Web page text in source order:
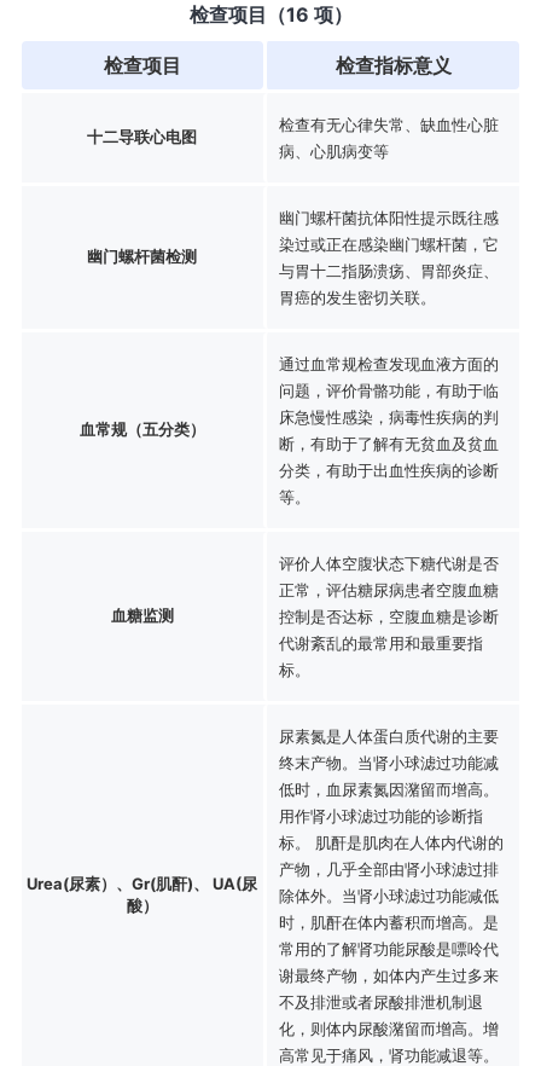
检查项目（16 项）
检查项目 检查指标意义
十二导联心电图
检查有无心律失常、缺血性心脏
病、心肌病变等
幽门螺杆菌检测
幽门螺杆菌抗体阳性提示既往感
染过或正在感染幽门螺杆菌，它
与胃十二指肠溃疡、胃部炎症、
胃癌的发生密切关联。
血常规（五分类）
通过血常规检查发现血液方面的
问题，评价骨骼功能，有助于临
床急慢性感染，病毒性疾病的判
断，有助于了解有无贫血及贫血
分类，有助于出血性疾病的诊断
等。
血糖监测
评价人体空腹状态下糖代谢是否
正常，评估糖尿病患者空腹血糖
控制是否达标，空腹血糖是诊断
代谢紊乱的最常用和最重要指
标。
Urea(尿素）、Gr(肌酐)、 UA(尿
酸）
尿素氮是人体蛋白质代谢的主要
终末产物。当肾小球滤过功能减
低时，血尿素氮因潴留而增高。
用作肾小球滤过功能的诊断指
标。 肌酐是肌肉在人体内代谢的
产物，几乎全部由肾小球滤过排
除体外。当肾小球滤过功能减低
时，肌酐在体内蓄积而增高。是
常用的了解肾功能尿酸是嘌呤代
谢最终产物，如体内产生过多来
不及排泄或者尿酸排泄机制退
化，则体内尿酸潴留而增高。增
高常见于痛风，肾功能减退等。